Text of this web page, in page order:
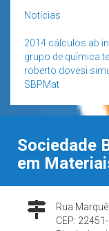
Notícias
2014 cálculos ab
grupo de química
roberto dovesi
SBPMat
Sociedade
em
Rua
CEP: